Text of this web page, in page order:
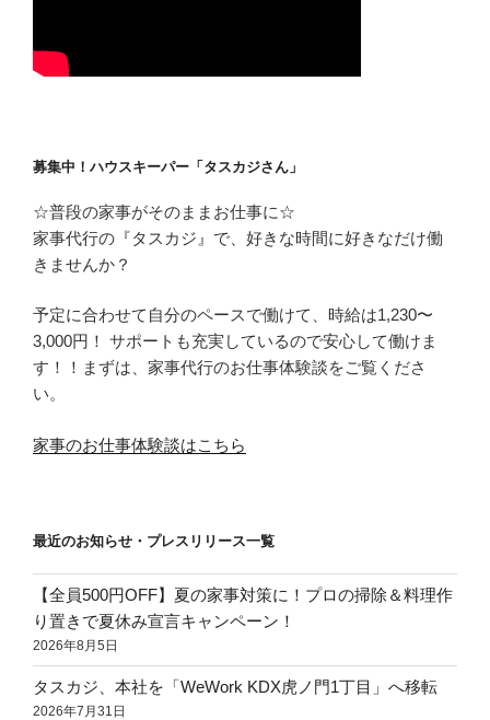
募集中！ハウスキーパー「タスカジさん」
☆普段の家事がそのままお仕事に☆
家事代行の『タスカジ』で、好きな時間に好きなだけ働
きませんか？
予定に合わせて自分のペースで働けて、時給は1,230〜
3,000円！ サポートも充実しているので安心して働けま
す！！まずは、家事代行のお仕事体験談をご覧くださ
い。
家事のお仕事体験談はこちら
最近のお知らせ・プレスリリース一覧
【全員500円OFF】夏の家事対策に！プロの掃除＆料理作
り置きで夏休み宣言キャンペーン！
2026年8月5日
タスカジ、本社を「WeWork KDX虎ノ門1丁目」へ移転
2026年7月31日